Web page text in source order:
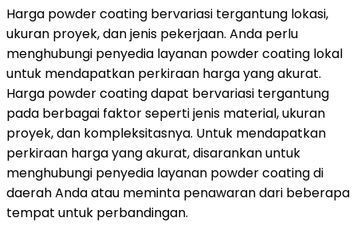
Harga powder coating bervariasi tergantung lokasi,
ukuran proyek, dan jenis pekerjaan. Anda perlu
menghubungi penyedia layanan powder coating lokal
untuk mendapatkan perkiraan harga yang akurat.
Harga powder coating dapat bervariasi tergantung
pada berbagai faktor seperti jenis material, ukuran
proyek, dan kompleksitasnya. Untuk mendapatkan
perkiraan harga yang akurat, disarankan untuk
menghubungi penyedia layanan powder coating di
daerah Anda atau meminta penawaran dari beberapa
tempat untuk perbandingan.